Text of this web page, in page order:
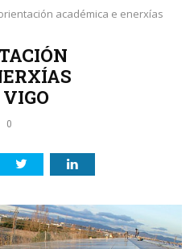
académica e enerxías
0